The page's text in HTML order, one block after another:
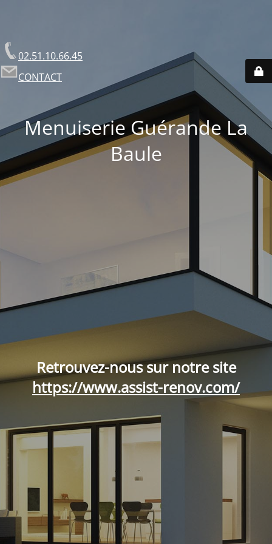
02.51.10.66.45
CONTACT
Menuiserie Guérande La
Baule
Retrouvez-nous sur notre site
https://www.assist-renov.com/